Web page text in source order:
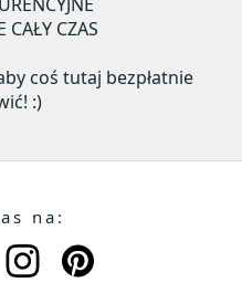
CAŁY CZAS
coś tutaj bezpłatnie
:)
na: